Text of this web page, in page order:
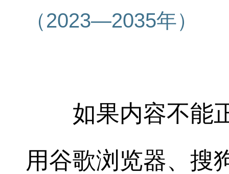
（2023—2035年）
如果内容不能
用谷歌浏览器、搜